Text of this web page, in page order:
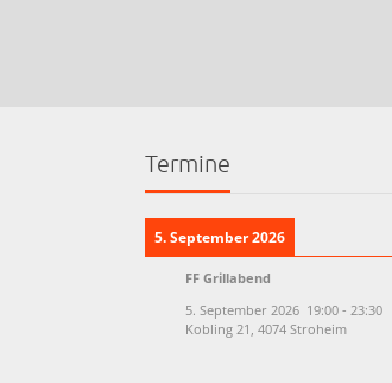
Termine
5. September 2026
FF Grillabend
5. September 2026 19:00 - 23:30
Kobling 21, 4074 Stroheim